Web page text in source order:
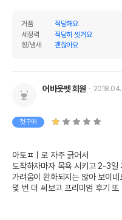
거품
적당해요
세정력
적당히 씻겨요
향/냄새
괜찮아요
어바웃펫 회원
첫구매
아토ㅍㅣ로 자주 긁어서
도착하자마자 목욕 시키고 2-3일
가려움이 완화되지는 않아 보이네
몇 번 더 써보고 프리미엄 후기 또